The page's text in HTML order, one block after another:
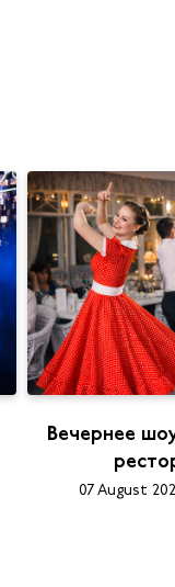
Вечернее
07 August